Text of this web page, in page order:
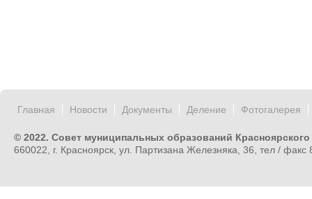
Главная Новости Документы Деление Фотогалерея
© 2022. Совет муниципальных образований Красноярского
660022, г. Красноярск, ул. Партизана Железняка, 36, тел /